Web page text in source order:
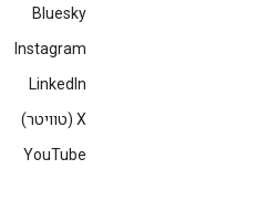
Bluesky
Instagram
LinkedIn
‫X (טוויטר)
YouTube